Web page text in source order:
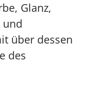
Glanz,
und
über dessen
des